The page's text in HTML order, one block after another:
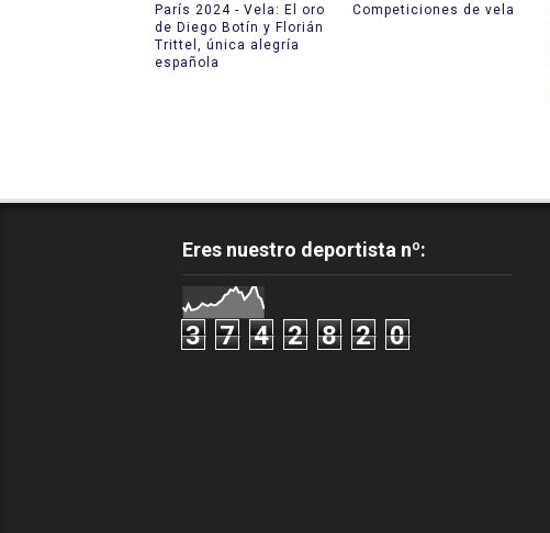
París 2024 - Vela: El oro
de Diego Botín y Florián
Trittel, única alegría
española
Competiciones de vela
Eres nuestro deportista nº:
3 7 4 2 8 2 0